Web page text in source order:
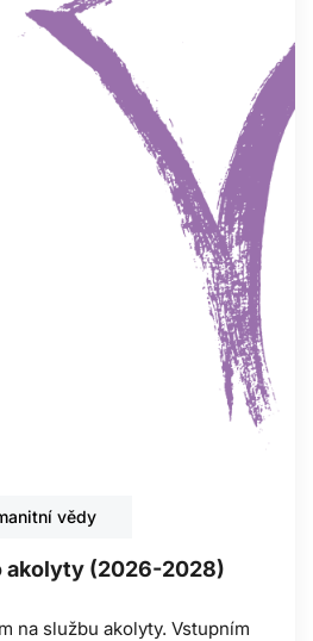
vědy
akolyty (2026-2028)
na službu akolyty. Vstupním